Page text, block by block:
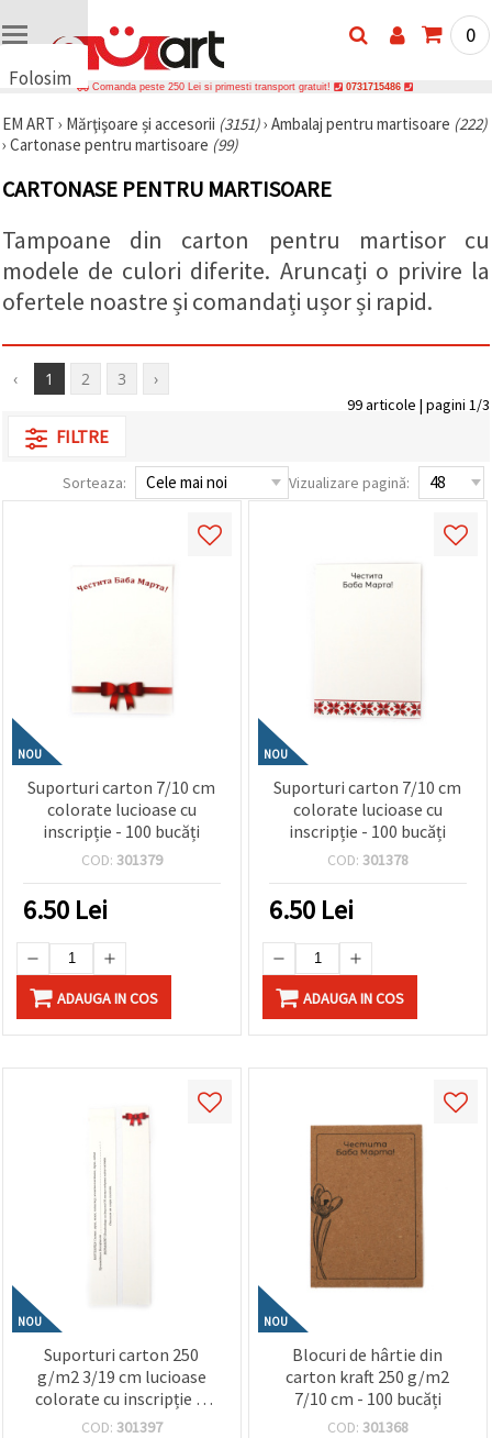
Folosim
uri
🍪 Folosim
și
pentru a
asigura
funcționarea
corectă a
site-ului,
îmbunătăți
experiența
și, cu
pentru a
analiza
utilizați
toate
cookie -
urile făcând
clic pe
"acceptati
toate!" Sau
preferințele
în setări
selectând
un tip de
cookie -uri
dat și
făcând clic
pe butonul
0
Comanda peste 250 Lei si primesti transport gratuit! 0731715486
EM ART › Mărţişoare și accesorii (3151)› Ambalaj pentru martisoare (222)
› Cartonase pentru martisoare (99)
CARTONASE PENTRU MARTISOARE
Tampoane din carton pentru martisor cu
modele de culori diferite. Aruncați o privire la
ofertele noastre și comandați ușor și rapid.
‹ 1 2 3 ›
99 articole | pagini 1/3
FILTRE
Sorteaza: Vizualizare pagină:
NOU
Suporturi carton 7/10 cm
colorate lucioase cu
inscripție - 100 bucăți
COD: 301379
6.50 Lei
ADAUGA IN COS
NOU
Suporturi carton 7/10 cm
colorate lucioase cu
inscripție - 100 bucăți
COD: 301378
6.50 Lei
ADAUGA IN COS
NOU
Suporturi carton 250
g/m2 3/19 cm lucioase
colorate cu inscripție și
descriere - 100 bucăți
COD: 301397
NOU
Blocuri de hârtie din
carton kraft 250 g/m2
7/10 cm - 100 bucăți
COD: 301368